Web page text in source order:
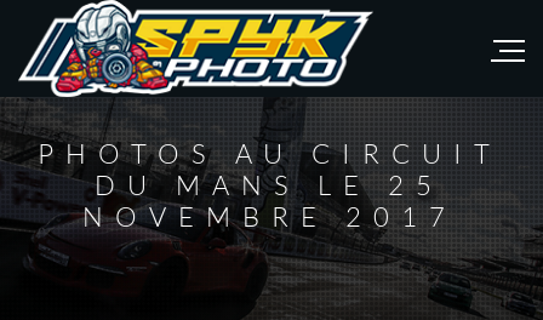
PHOTOS AU CIRCUIT
DU MANS LE 25
NOVEMBRE 2017